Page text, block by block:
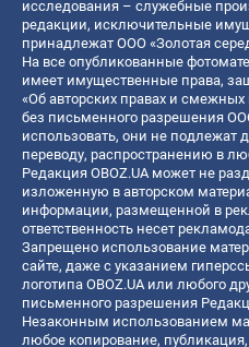
исследования – служебные
редакции, исключительные
принадлежат ООО «Золотая
На все опубликованные
имеет имущественные права,
«Об авторских правах и смежных
без письменного разрешения
использовать, они не подлежат
переводу, распространению в
Редакция OBOZ.UA может не
изложенную в авторском
информации, размещенной в
ответственность несет
Запрещено использование
сайте, даже с указанием
логотипа OBOZ.UA или любого
письменного разрешения
Незаконным использованием
любое копирование,